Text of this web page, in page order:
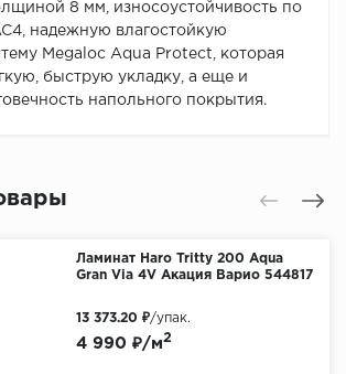
8 мм, износоустойчивость по
надежную влагостойкую
Megaloc Aqua Protect, которая
быструю укладку, а еще и
напольного покрытия.
Ламинат Haro Tritty 200 Aqua
Gran Via 4V Акация Варио 544817
4 990 ₽/м2
13 373.20 ₽/упак.